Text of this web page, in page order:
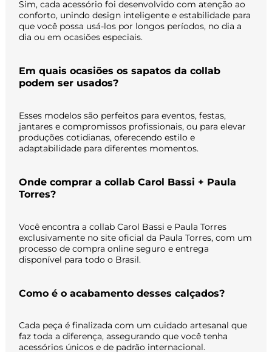
Sim, cada acessório foi desenvolvido com atenção ao
conforto, unindo design inteligente e estabilidade para
que você possa usá-los por longos períodos, no dia a
dia ou em ocasiões especiais.
Em quais ocasiões os sapatos da collab
podem ser usados?
Esses modelos são perfeitos para eventos, festas,
jantares e compromissos profissionais, ou para elevar
produções cotidianas, oferecendo estilo e
adaptabilidade para diferentes momentos.
Onde comprar a collab Carol Bassi + Paula
Torres?
Você encontra a collab Carol Bassi e Paula Torres
exclusivamente no site oficial da Paula Torres, com um
processo de compra online seguro e entrega
disponível para todo o Brasil.
Como é o acabamento desses calçados?
Cada peça é finalizada com um cuidado artesanal que
faz toda a diferença, assegurando que você tenha
acessórios únicos e de padrão internacional.